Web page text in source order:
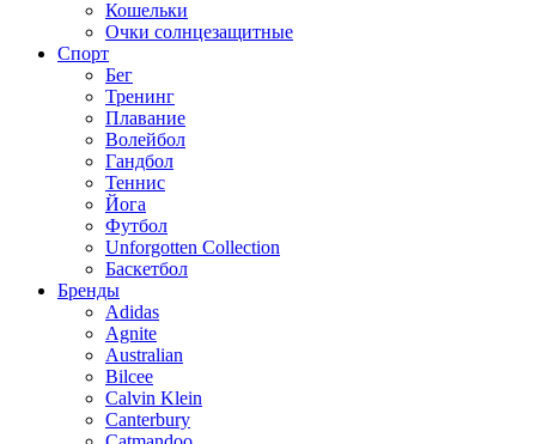
Кошельки
Очки солнцезащитные
Спорт
Бег
Тренинг
Плавание
Волейбол
Гандбол
Теннис
Йога
Футбол
Unforgotten Collection
Баскетбол
Бренды
Adidas
Agnite
Australian
Bilcee
Calvin Klein
Canterbury